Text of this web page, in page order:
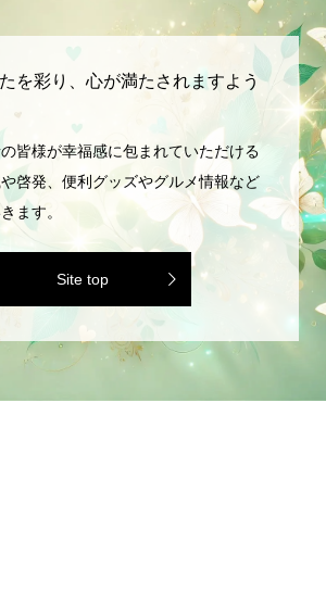
を彩り、心が満たされますよう
皆様が幸福感に包まれていただける
啓発、便利グッズやグルメ情報など
ます。
Site top